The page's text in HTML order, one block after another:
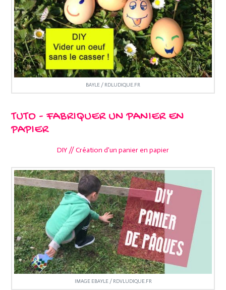
BAYLE / RDLUDIQUE.FR
TUTO - FABRIQUER UN PANIER EN
PAPIER
DIY // Création d'un panier en papier
IMAGE EBAYLE / RDVLUDIQUE.FR